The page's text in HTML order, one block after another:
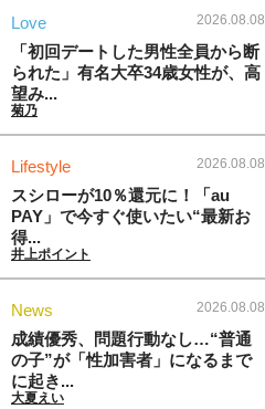
Love 2026.08.08
「初回デートした男性全員から断
られた」有名大卒34歳女性が、高
望み...
菊乃
Lifestyle 2026.08.08
スシローが10％還元に！「au
PAY」で今すぐ使いたい“最新お
得...
井上ポイント
News 2026.08.08
成績優秀、問題行動なし…“普通
の子”が「性加害者」になるまで
に起き...
大夏えい